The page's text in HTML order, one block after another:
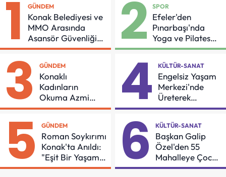
1 GÜNDEM
Konak Belediyesi ve
MMO Arasında
Asansör Güvenliği
İçin Önemli Protokol
2 SPOR
Efeler'den
Pınarbaşı'nda
Yoga ve Pilates
Buluşması
3 GÜNDEM
Konaklı
Kadınların
Okuma Azmi
Örnek Oldu
4 KÜLTÜR-SANAT
Engelsiz Yaşam
Merkezi'nde
Üreterek
Güçleniyorlar
5 GÜNDEM
Roman Soykırımı
Konak'ta Anıldı:
"Eşit Bir Yaşam
İçin Mücadeleyi
6 KÜLTÜR-SANAT
Başkan Galip
Özel'den 55
Mahalleye Çocuk
Şenliği